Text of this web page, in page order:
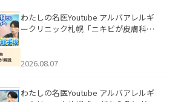
わたしの名医Youtube アルバアレルギ
ークリニック札幌「ニキビが皮膚科で
ました。
2026.08.07
わたしの名医Youtube アルバアレルギ